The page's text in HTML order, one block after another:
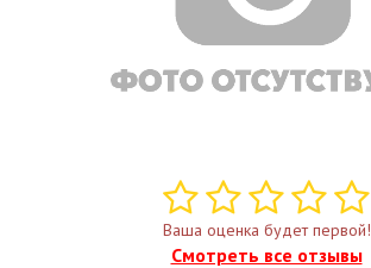
Ваша оценка будет первой!
Смотреть все отзывы